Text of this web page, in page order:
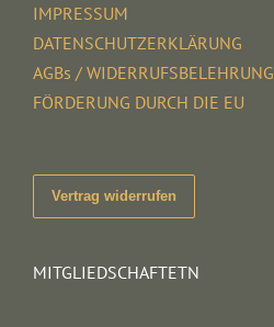
IMPRESSUM
DATENSCHUTZERKLÄRUNG
AGBs / WIDERRUFSBELEHRUNG
FÖRDERUNG DURCH DIE EU
Vertrag widerrufen
MITGLIEDSCHAFTETN